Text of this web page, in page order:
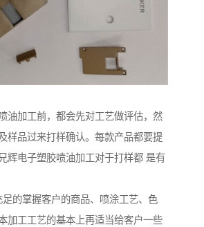
油加工前，都会先对工艺做评估，然
样品过来打样确认。每款产品都要提
辉电子塑胶喷油加工对于打样都 是有
掌握客户的商品、喷涂工艺、色
加工工艺的基本上再适当给客户一些